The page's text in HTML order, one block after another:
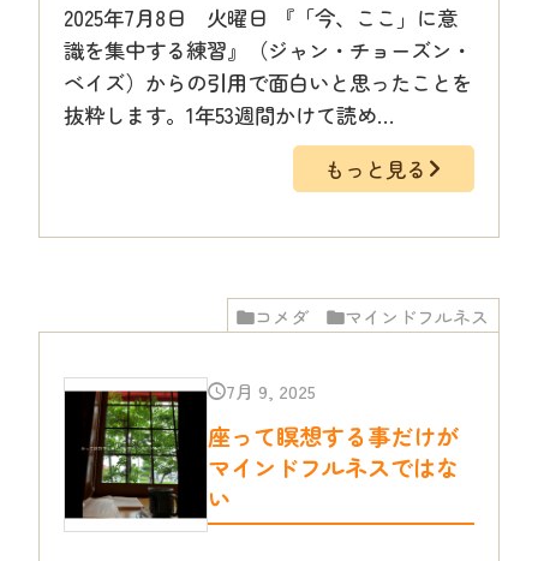
2025年7月8日 火曜日 『「今、ここ」に意
識を集中する練習』（ジャン・チョーズン・
ベイズ）からの引用で面白いと思ったことを
抜粋します。1年53週間かけて読め…
もっと見る
コメダ マインドフルネス
7月 9, 2025
座って瞑想する事だけが
マインドフルネスではな
い